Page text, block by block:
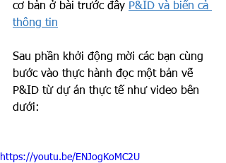
cơ bản ở bài trước đây P&ID và biển cả
thông tin
Sau phần khởi động mời các bạn cùng
bước vào thực hành đọc một bản vẽ
P&ID từ dự án thực tế như video bên
dưới:
https://youtu.be/ENJogKoMC2U